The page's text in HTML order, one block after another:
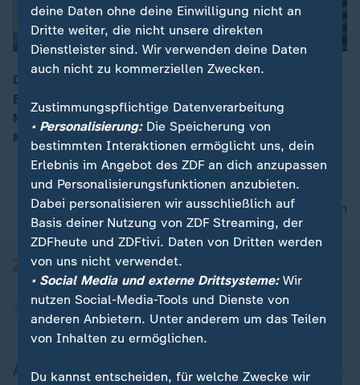
00:17
Der ehemalige Gesundheitsminister wurde von der
Enquete-Kommission zur Aufarbeitung in der Corona-
Maskenaffäre befragt. Es steht ein Schaden in
Milliardenhöhe im Raum.
nach oben
Aktuell bei ZDFheute
deine Daten ohne deine Einwilligung nicht an
Dritte weiter, die nicht unsere direkten
Dienstleister sind. Wir verwenden deine Daten
auch nicht zu kommerziellen Zwecken.
Zustimmungspflichtige Datenverarbeitung
• Personalisierung:Die Speicherung von
bestimmten Interaktionen ermöglicht uns, dein
Erlebnis im Angebot des ZDF an dich anzupassen
und Personalisierungsfunktionen anzubieten.
Dabei personalisieren wir ausschließlich auf
Basis deiner Nutzung von ZDF Streaming, der
ZDFheute und ZDFtivi. Daten von Dritten werden
von uns nicht verwendet.
• Social Media und externe Drittsysteme:Wir
nutzen Social-Media-Tools und Dienste von
anderen Anbietern. Unter anderem um das Teilen
von Inhalten zu ermöglichen.
Du kannst entscheiden, für welche Zwecke wir